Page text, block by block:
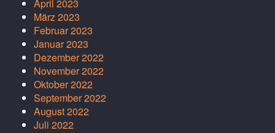
April 2023
März 2023
Februar 2023
Januar 2023
Dezember 2022
November 2022
Oktober 2022
September 2022
August 2022
Juli 2022